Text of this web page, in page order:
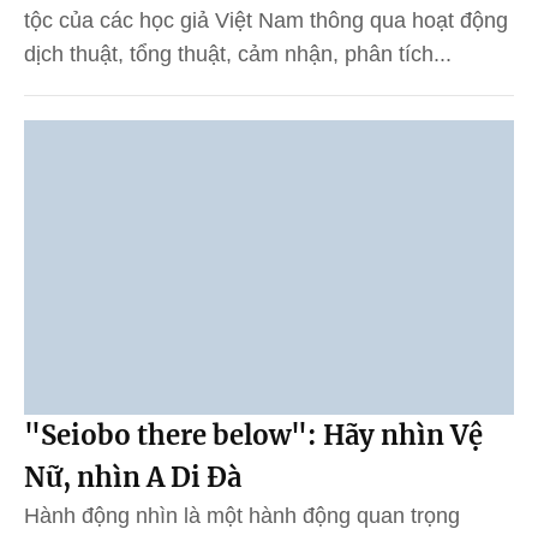
tộc của các học giả Việt Nam thông qua hoạt động
dịch thuật, tổng thuật, cảm nhận, phân tích...
"Seiobo there below": Hãy nhìn Vệ
Nữ, nhìn A Di Đà
Hành động nhìn là một hành động quan trọng